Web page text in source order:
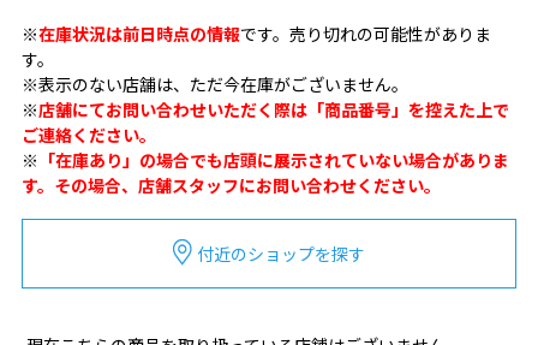
※在庫状況は前日時点の情報です。売り切れの可能性がありま
す。
※表示のない店舗は、ただ今在庫がございません。
※店舗にてお問い合わせいただく際は「商品番号」を控えた上で
ご連絡ください。
※ 「在庫あり」の場合でも店頭に展示されていない場合がありま
す。その場合、店舗スタッフにお問い合わせください。
付近のショップを探す